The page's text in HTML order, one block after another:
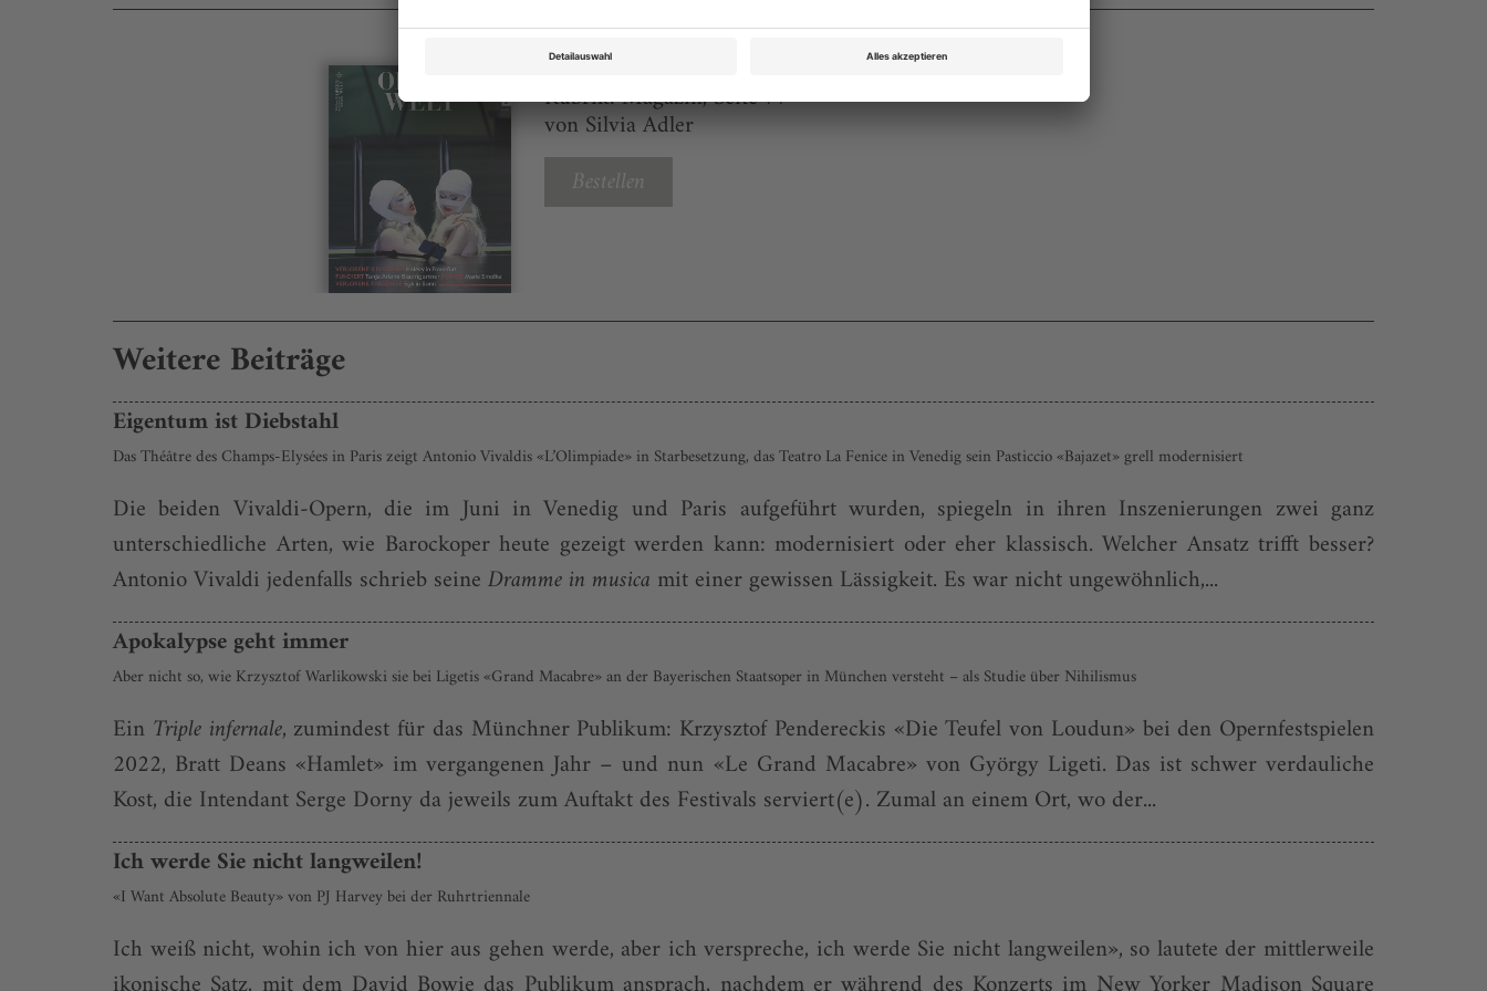
Opernwelt August 2024
Rubrik: Magazin, Seite 77
von Silvia Adler
Bestellen
Weitere Beiträge
Eigentum ist Diebstahl
Das Théâtre des Champs-Elysées in Paris zeigt Antonio Vivaldis «L’Olimpiade» in Starbesetzung, das Teatro La Fenice in Venedig sein Pasticcio «Bajazet» grell modernisiert
Die beiden Vivaldi-Opern, die im Juni in Venedig und Paris aufgeführt wurden, spiegeln in ihren Inszenierungen zwei ganz
unterschiedliche Arten, wie Barockoper heute gezeigt werden kann: modernisiert oder eher klassisch. Welcher Ansatz trifft besser?
Antonio Vivaldi jedenfalls schrieb seineDramme in musica mit einer gewissen Lässigkeit. Es war nicht ungewöhnlich,...
Apokalypse geht immer
Aber nicht so, wie Krzysztof Warlikowski sie bei Ligetis «Grand Macabre» an der Bayerischen Staatsoper in München versteht – als Studie über Nihilismus
Ein Triple infernale, zumindest für das Münchner Publikum: Krzysztof Pendereckis «Die Teufel von Loudun» bei den Opernfestspielen
2022, Bratt Deans «Hamlet» im vergangenen Jahr – und nun «Le Grand Macabre» von György Ligeti. Das ist schwer verdauliche
Kost, die Intendant Serge Dorny da jeweils zum Auftakt des Festivals serviert(e). Zumal an einem Ort, wo der...
Ich werde Sie nicht langweilen!
«I Want Absolute Beauty» von PJ Harvey bei der Ruhrtriennale
Ich weiß nicht, wohin ich von hier aus gehen werde, aber ich verspreche, ich werde Sie nicht langweilen», so lautete der mittlerweile